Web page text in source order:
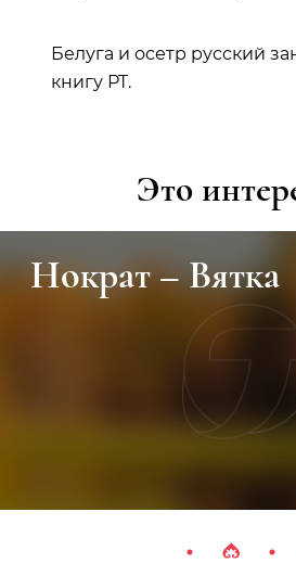
Белуга и осетр русский
книгу РТ.
Это
Нократ – Вятка